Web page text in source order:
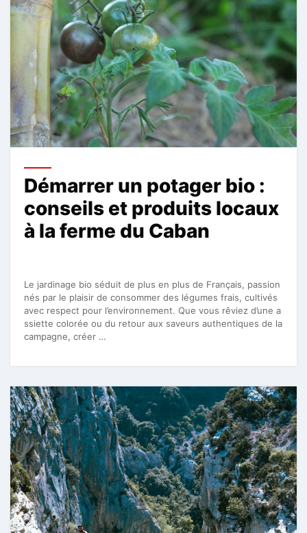
Démarrer un potager bio :
conseils et produits locaux
à la ferme du Caban
Le jardinage bio séduit de plus en plus de Français, passion
nés par le plaisir de consommer des légumes frais, cultivés
avec respect pour l’environnement. Que vous rêviez d’une a
ssiette colorée ou du retour aux saveurs authentiques de la
campagne, créer …